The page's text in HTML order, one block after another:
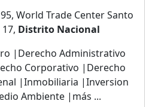
World Trade Center Santo
Distrito Nacional
|Derecho Administrativo
Corporativo |Derecho
|Inmobiliaria |Inversion
Ambiente |más ...